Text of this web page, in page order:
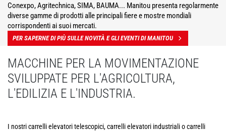
Conexpo, Agritechnica, SIMA, BAUMA... Manitou presenta regolarmente
diverse gamme di prodotti alle principali fiere e mostre mondiali
corrispondenti ai suoi mercati.
PER SAPERNE DI PIÙ SULLE NOVITÀ E GLI EVENTI DI MANITOU
MACCHINE PER LA MOVIMENTAZIONE
SVILUPPATE PER L'AGRICOLTURA,
L'EDILIZIA E L'INDUSTRIA.
I nostri carrelli elevatori telescopici, carrelli elevatori industriali o carrelli